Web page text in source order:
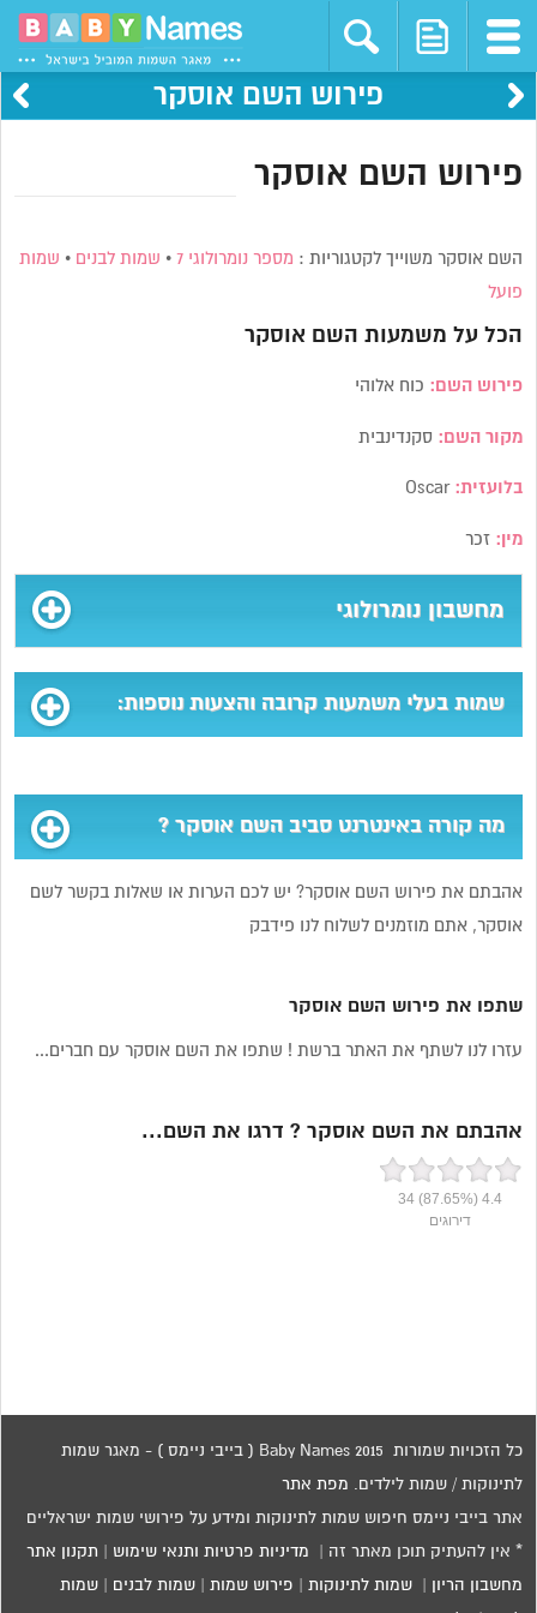
פירוש השם אוסקר
פירוש השם אוסקר
השם אוסקר משוייך לקטגוריות : מספר נומרולוגי 7 • שמות לבנים • שמות
פועל
הכל על משמעות השם אוסקר
פירוש השם: כוח אלוהי
מקור השם: סקנדינבית
בלועזית: Oscar
מין: זכר
מחשבון נומרולוגי
שמות בעלי משמעות קרובה והצעות נוספות:
מה קורה באינטרנט סביב השם אוסקר ?
אהבתם את פירוש השם אוסקר? יש לכם הערות או שאלות בקשר לשם
אוסקר, אתם מוזמנים לשלוח לנו פידבק
שתפו את פירוש השם אוסקר
עזרו לנו לשתף את האתר ברשת ! שתפו את השם אוסקר עם חברים...
אהבתם את השם אוסקר ? דרגו את השם...
4.4
(87.65%)
34
דירוגים
כל הזכויות שמורות 2015 Baby Names ( בייבי ניימס ) - מאגר שמות
לתינוקות / שמות לילדים. מפת אתר
אתר בייבי ניימס חיפוש שמות לתינוקות ומידע על פירושי שמות ישראליים
* אין להעתיק תוכן מאתר זה | מדיניות פרטיות ותנאי שימוש תקנון אתר
מחשבון הריון |שמות לתינוקות פירוש שמות |שמות לבנים |שמות